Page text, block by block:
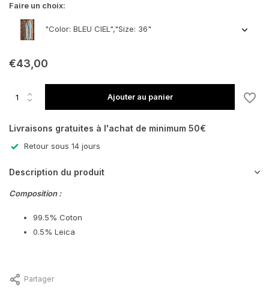
Faire un choix:
"Color: BLEU CIEL","Size: 36"
€43,00
Ajouter au panier
Livraisons gratuites à l'achat de minimum 50€
Retour sous 14 jours
Description du produit
Composition :
99.5% Coton
0.5% Leica
Partager